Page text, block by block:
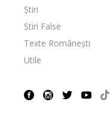
Știri
Stiri False
Texte Românești
Utile